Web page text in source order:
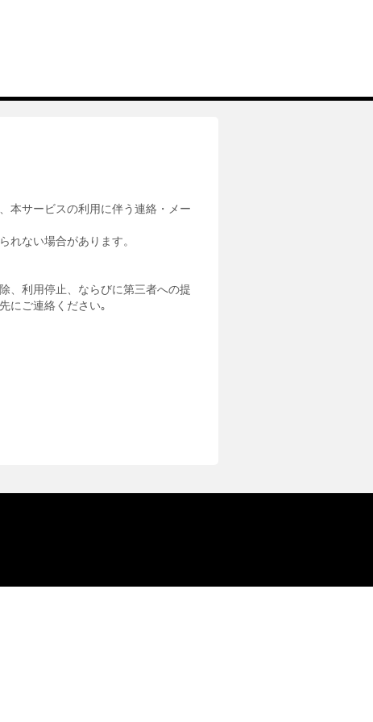
本サービスの利用に伴う連絡・メー
ない場合があります。
、利用停止、ならびに第三者への提
にご連絡ください｡